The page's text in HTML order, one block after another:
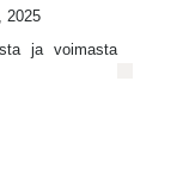
2025
ja voimasta